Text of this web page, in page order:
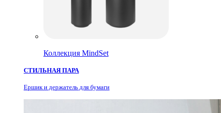
Коллекция MindSet
СТИЛЬНАЯ ПАРА
Ершик и держатель для бумаги